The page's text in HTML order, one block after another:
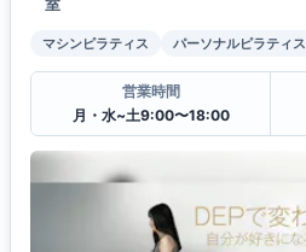
マシンピラティス パーソナルピラティス
営業時間
月・水~土9:00〜18:00